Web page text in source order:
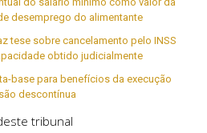
desemprego do alimentante
tese sobre cancelamento pelo INSS
obtido judicialmente
base para benefícios da execução
descontínua
tribunal